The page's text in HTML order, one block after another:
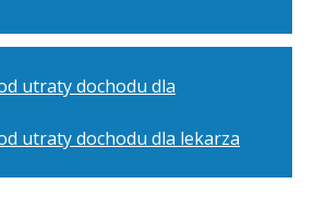
utraty dochodu dla
utraty dochodu dla lekarza